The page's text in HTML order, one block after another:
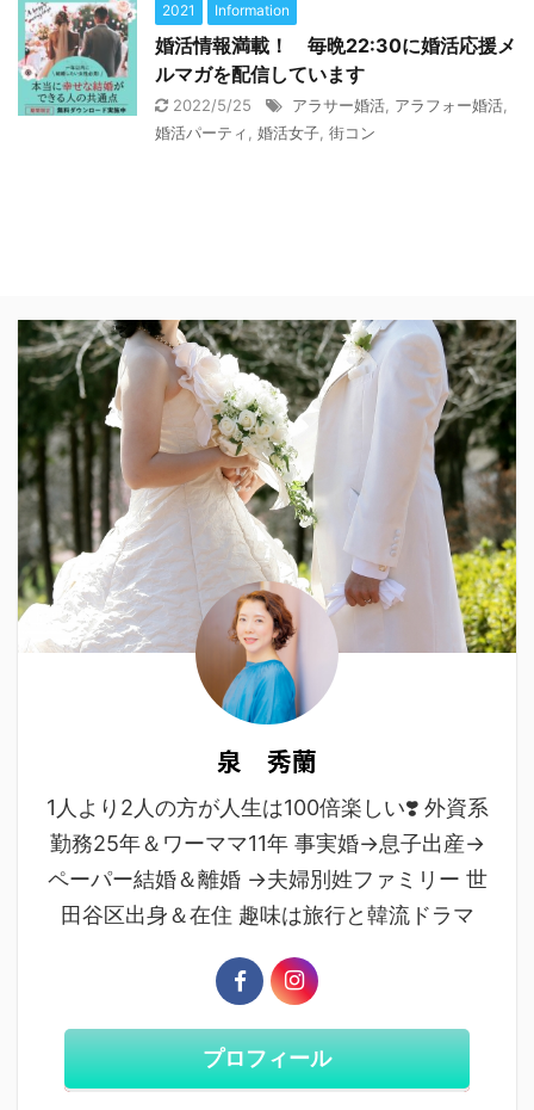
2021 Information
婚活情報満載！ 毎晩22:30に婚活応援メ
ルマガを配信しています
2022/5/25 アラサー婚活 アラフォー婚活
婚活パーティ
婚活女子 街コン
泉 秀蘭
1人より2人の方が人生は100倍楽しい❣️ 外資系
勤務25年＆ワーママ11年 事実婚→息子出産→
ペーパー結婚＆離婚 →夫婦別姓ファミリー 世
田谷区出身＆在住 趣味は旅行と韓流ドラマ
プロフィール